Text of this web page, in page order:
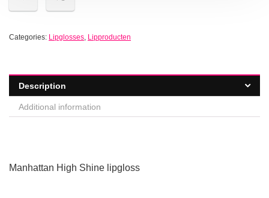
Categories: Lipglosses, Lipproducten
Description
Additional information
Manhattan High Shine lipgloss